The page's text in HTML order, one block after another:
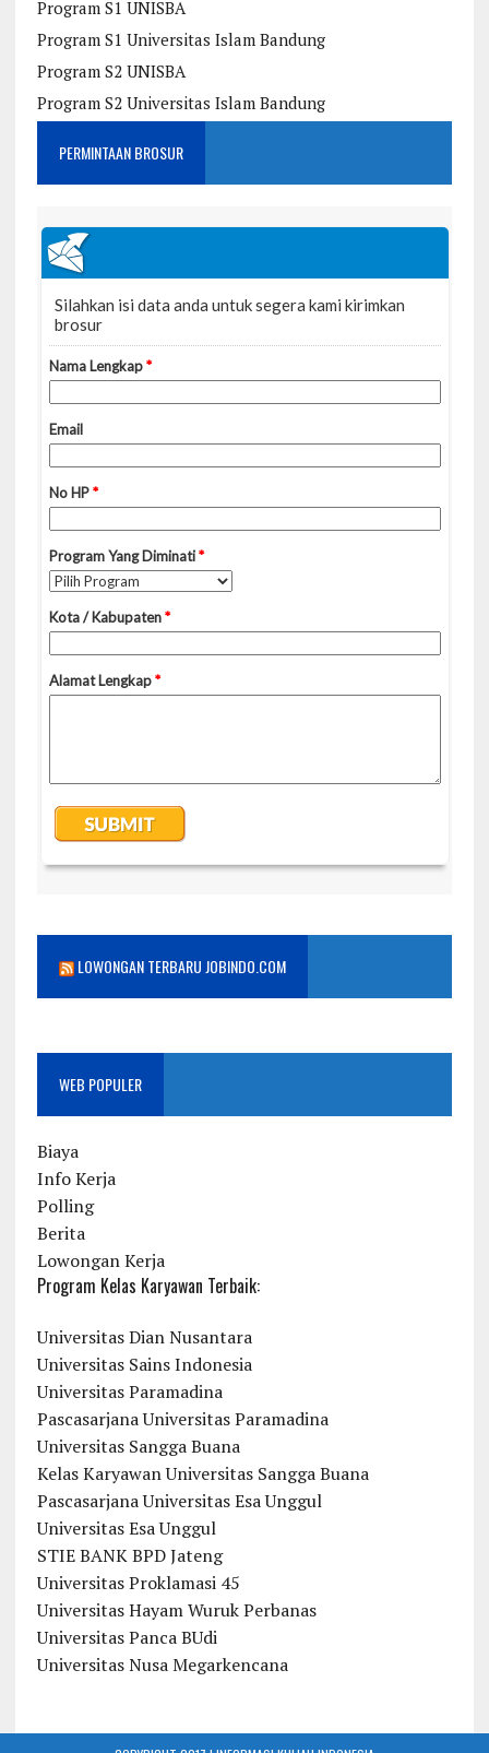
Program S1 UNISBA
Program S1 Universitas Islam Bandung
Program S2 UNISBA
Program S2 Universitas Islam Bandung
PERMINTAAN BROSUR
LOWONGAN TERBARU JOBINDO.COM
WEB POPULER
Biaya
Info Kerja
Polling
Berita
Lowongan Kerja
Program Kelas Karyawan Terbaik:
Universitas Dian Nusantara
Universitas Sains Indonesia
Universitas Paramadina
Pascasarjana Universitas Paramadina
Universitas Sangga Buana
Kelas Karyawan Universitas Sangga Buana
Pascasarjana Universitas Esa Unggul
Universitas Esa Unggul
STIE BANK BPD Jateng
Universitas Proklamasi 45
Universitas Hayam Wuruk Perbanas
Universitas Panca BUdi
Universitas Nusa Megarkencana